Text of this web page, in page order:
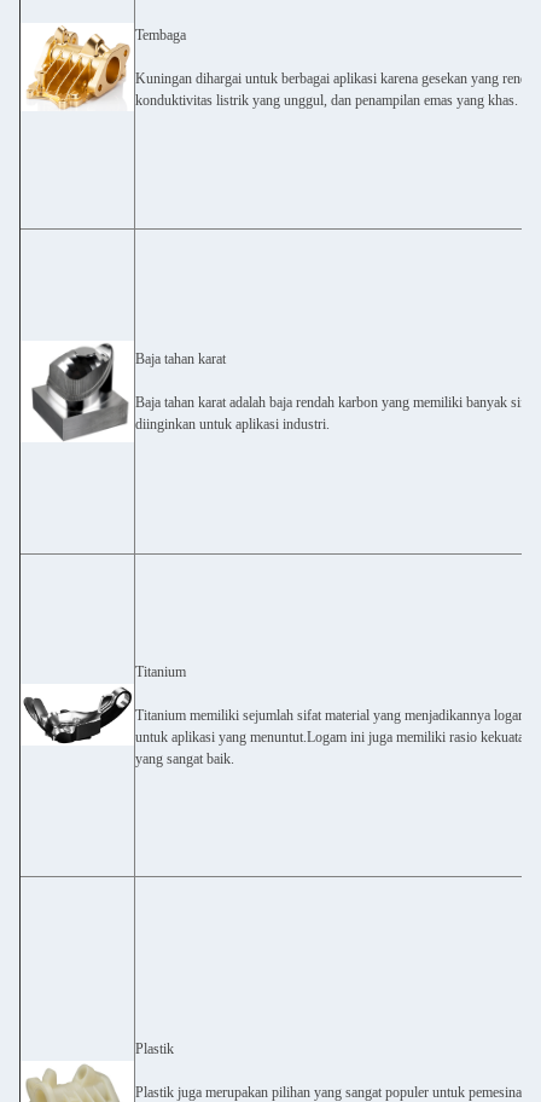
Tembaga
Kuningan dihargai untuk berbagai aplikasi karena gesekan yang
konduktivitas listrik yang unggul, dan penampilan emas yang khas.
Baja tahan karat
Baja tahan karat adalah baja rendah karbon yang memiliki banyak sifat
diinginkan untuk aplikasi industri.
Titanium
Titanium memiliki sejumlah sifat material yang menjadikannya logam
untuk aplikasi yang menuntut.Logam ini juga memiliki rasio kekuatan
yang sangat baik.
Plastik
Plastik juga merupakan pilihan yang sangat populer untuk pemesinan